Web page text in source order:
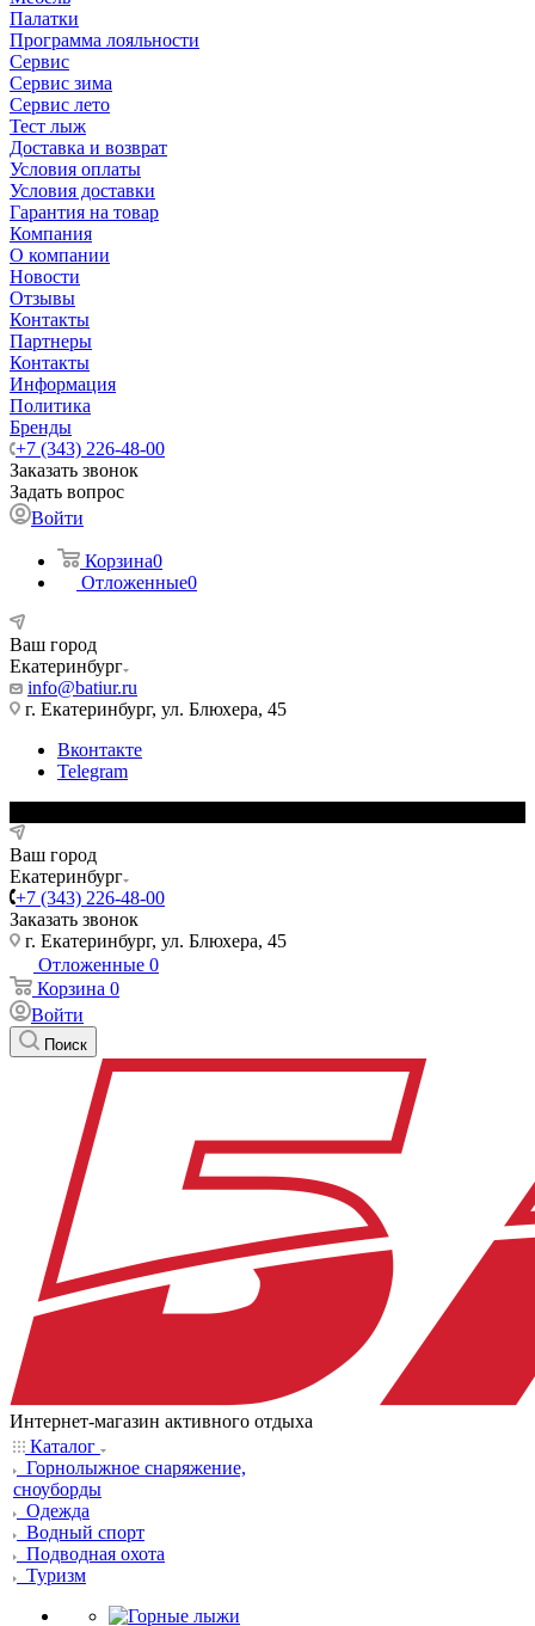
Палатки
Программа лояльности
Сервис
Сервис зима
Сервис лето
Тест лыж
Доставка и возврат
Условия оплаты
Условия доставки
Гарантия на товар
Компания
О компании
Новости
Отзывы
Контакты
Партнеры
Контакты
Информация
Политика
Бренды
+7 (343) 226-48-00
Заказать звонок
Задать вопрос
Войти
Корзина0
Отложенные0
Ваш город
Екатеринбург
info@batiur.ru
г. Екатеринбург, ул. Блюхера, 45
Вконтакте
Telegram
Ваш город
Екатеринбург
+7 (343) 226-48-00
Заказать звонок
г. Екатеринбург, ул. Блюхера, 45
Отложенные 0
Корзина 0
Войти
Поиск
Интернет-магазин активного отдыха
Каталог
Горнолыжное снаряжение,
сноуборды
Одежда
Водный спорт
Подводная охота
Туризм